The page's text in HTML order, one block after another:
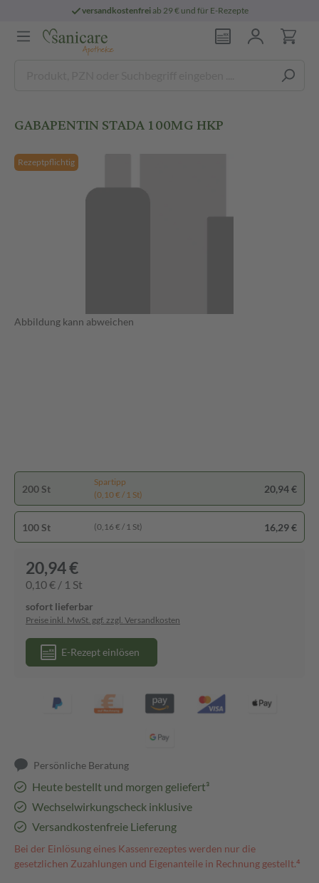
versandkostenfreiab 29 € und für E-Rezepte
GABAPENTIN STADA 100MG HKP
Rezeptpflichtig
Abbildung kann abweichen
200 St
Spartipp
(0,10 € / 1 St)
20,94 €
100 St (0,16 € / 1 St) 16,29 €
20,94 €
0,10 € / 1 St
sofort lieferbar
Preise inkl. MwSt. ggf. zzgl. Versandkosten
E-Rezept einlösen
Persönliche Beratung
Heute bestellt und morgen geliefert³
Wechselwirkungscheck inklusive
Versandkostenfreie Lieferung
Bei der Einlösung eines Kassenrezeptes werden nur die
gesetzlichen Zuzahlungen und Eigenanteile in Rechnung gestellt.⁴